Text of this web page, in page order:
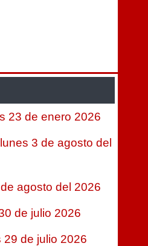
23 de enero 2026
3 de agosto del
agosto del 2026
de julio 2026
29 de julio 2026